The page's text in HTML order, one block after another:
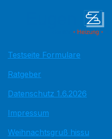
Testseite Formulare
Ratgeber
Datenschutz 1.6.2026
Impressum
Weihnachtsgruß hissu